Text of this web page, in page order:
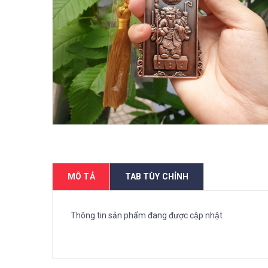
MÔ TẢ TAB TÙY CHỈNH
Thông tin sản phẩm đang được cập nhật